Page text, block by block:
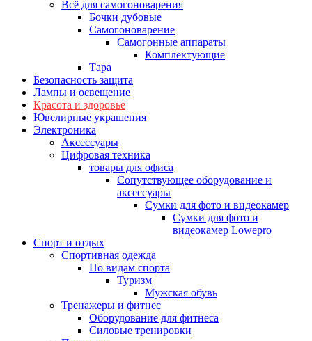
Всё для самогоноварения
Бочки дубовые
Самогоноварение
Самогонные аппараты
Комплектующие
Тара
Безопасность защита
Лампы и освещение
Красота и здоровье
Ювелирные украшения
Электроника
Аксессуары
Цифровая техника
товары для офиса
Сопутствующее оборудование и
аксессуары
Сумки для фото и видеокамер
Сумки для фото и
видеокамер Lowepro
Спорт и отдых
Спортивная одежда
По видам спорта
Туризм
Мужская обувь
Тренажеры и фитнес
Оборудование для фитнеса
Силовые тренировки